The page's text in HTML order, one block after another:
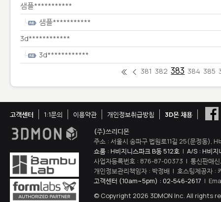
샘플***********
샘플***********
3d************
3d************
381 382 383 384 385
고객센터 1:1문의 이용약관 개인정보취급방침
3D몬 채용
(주)쓰리디몬
주소 : 서울시 송파구 법원로11길 25(문정동),
쇼룸 : H비지니스파크 B동 512호 | A/S : H비지
사업자등록번호 : 876-87-00373 | 통신판매
개인정보관리책임자 : 박정배 | 호스팅제공자 :
고객센터 (10am~5pm) : 02-546-2617 |
© Copyright 2026 3DMON Inc. All rights